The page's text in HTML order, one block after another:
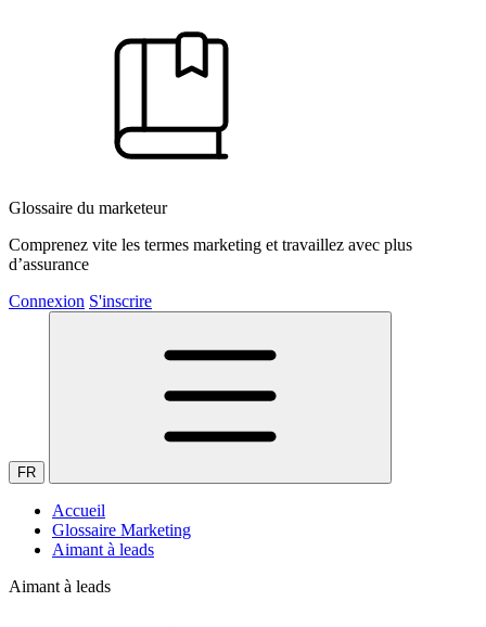
Glossaire du marketeur
Comprenez vite les termes marketing et travaillez avec plus
d’assurance
Connexion S'inscrire
FR
Accueil
Glossaire Marketing
Aimant à leads
Aimant à leads